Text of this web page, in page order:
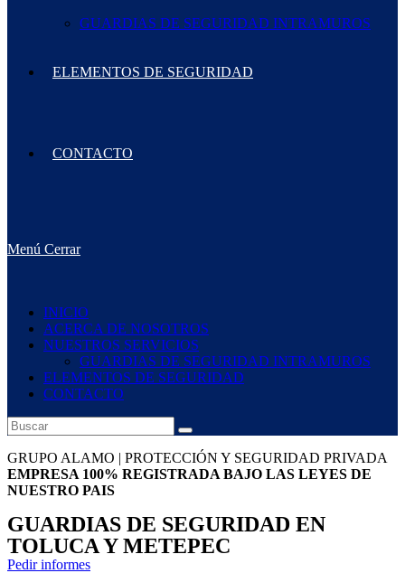
GUARDIAS DE SEGURIDAD INTRAMUROS
ELEMENTOS DE SEGURIDAD
CONTACTO
Menú Cerrar
INICIO
ACERCA DE NOSOTROS
NUESTROS SERVICIOS
GUARDIAS DE SEGURIDAD INTRAMUROS
ELEMENTOS DE SEGURIDAD
CONTACTO
GRUPO ALAMO | PROTECCIÓN Y SEGURIDAD PRIVADA
EMPRESA 100% REGISTRADA BAJO LAS LEYES DE
NUESTRO PAIS
GUARDIAS DE SEGURIDAD EN
TOLUCA Y METEPEC
Pedir informes